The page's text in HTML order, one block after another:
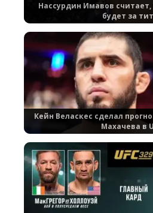
Нассурдин Имавов
будет за
Кейн Веласкес сделал
Махачева в